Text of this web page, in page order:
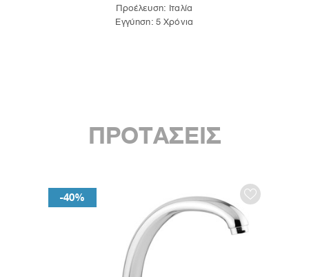
Προέλευση: Ιταλία
Εγγύηση: 5 Χρόνια
ΠΡΟΤΑΣΕΙΣ
-40%